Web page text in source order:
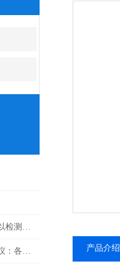
高智能土壤养分检测仪可以检测什么
一文读懂全自动红外测油仪：各领域的关键 “监测官” 产品介绍